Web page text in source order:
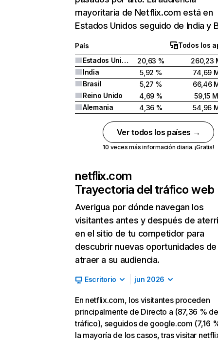
mayoritaria de Netflix.com está en
Estados Unidos seguido de India y
País
Todos los
Estados Unidos
20,63 %
260,23
India
5,92 %
74,69
Brasil
5,27 %
66,46
Reino Unido
4,69 %
59,15 M
Alemania
4,36 % 54,96
Ver todos los países →
10 veces más información diaria. ¡Gratis!
netflix.com
Trayectoria del tráfico web
Averigua por dónde navegan los
visitantes antes y después de
en el sitio de tu competidor para
descubrir nuevas oportunidades de
atraer a su audiencia.
Escritorio jun 2026
En netflix.com, los visitantes proceden
principalmente de Directo a (87,36 % de
tráfico), seguidos de google.com (7,16
la mayoría de los casos, tras visitar